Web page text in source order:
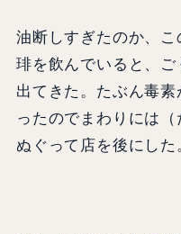
油断しすぎたのか、
琲を飲んでいると、
出てきた。たぶん毒
ったのでまわりには
ぬぐって店を後にした